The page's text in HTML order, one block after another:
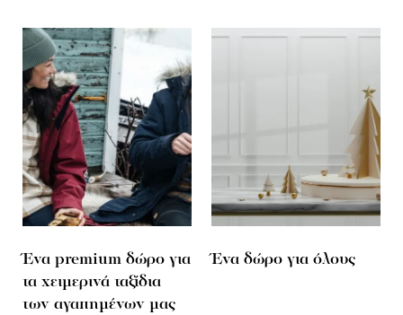
Ένα premium δώρο για
τα χειμερινά ταξίδια
των αγαπημένων μας
Ένα δώρο για όλους